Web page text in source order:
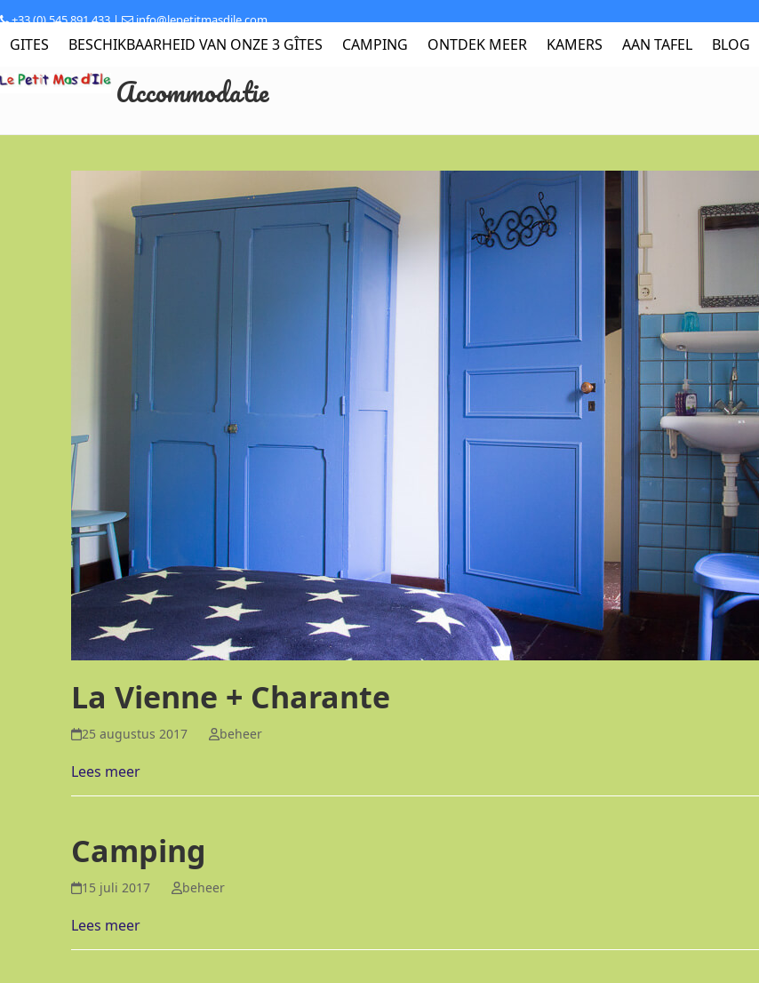
content
+33 (0) 545 891 433 | info@lepetitmasdile.com
GITES BESCHIKBAARHEID VAN ONZE 3 GÎTES CAMPING ONTDEK MEER KAMERS AAN TAFEL BLOG
Accommodatie
La Vienne + Charante
25 augustus 2017 beheer
Lees meer
Camping
15 juli 2017 beheer
Lees meer